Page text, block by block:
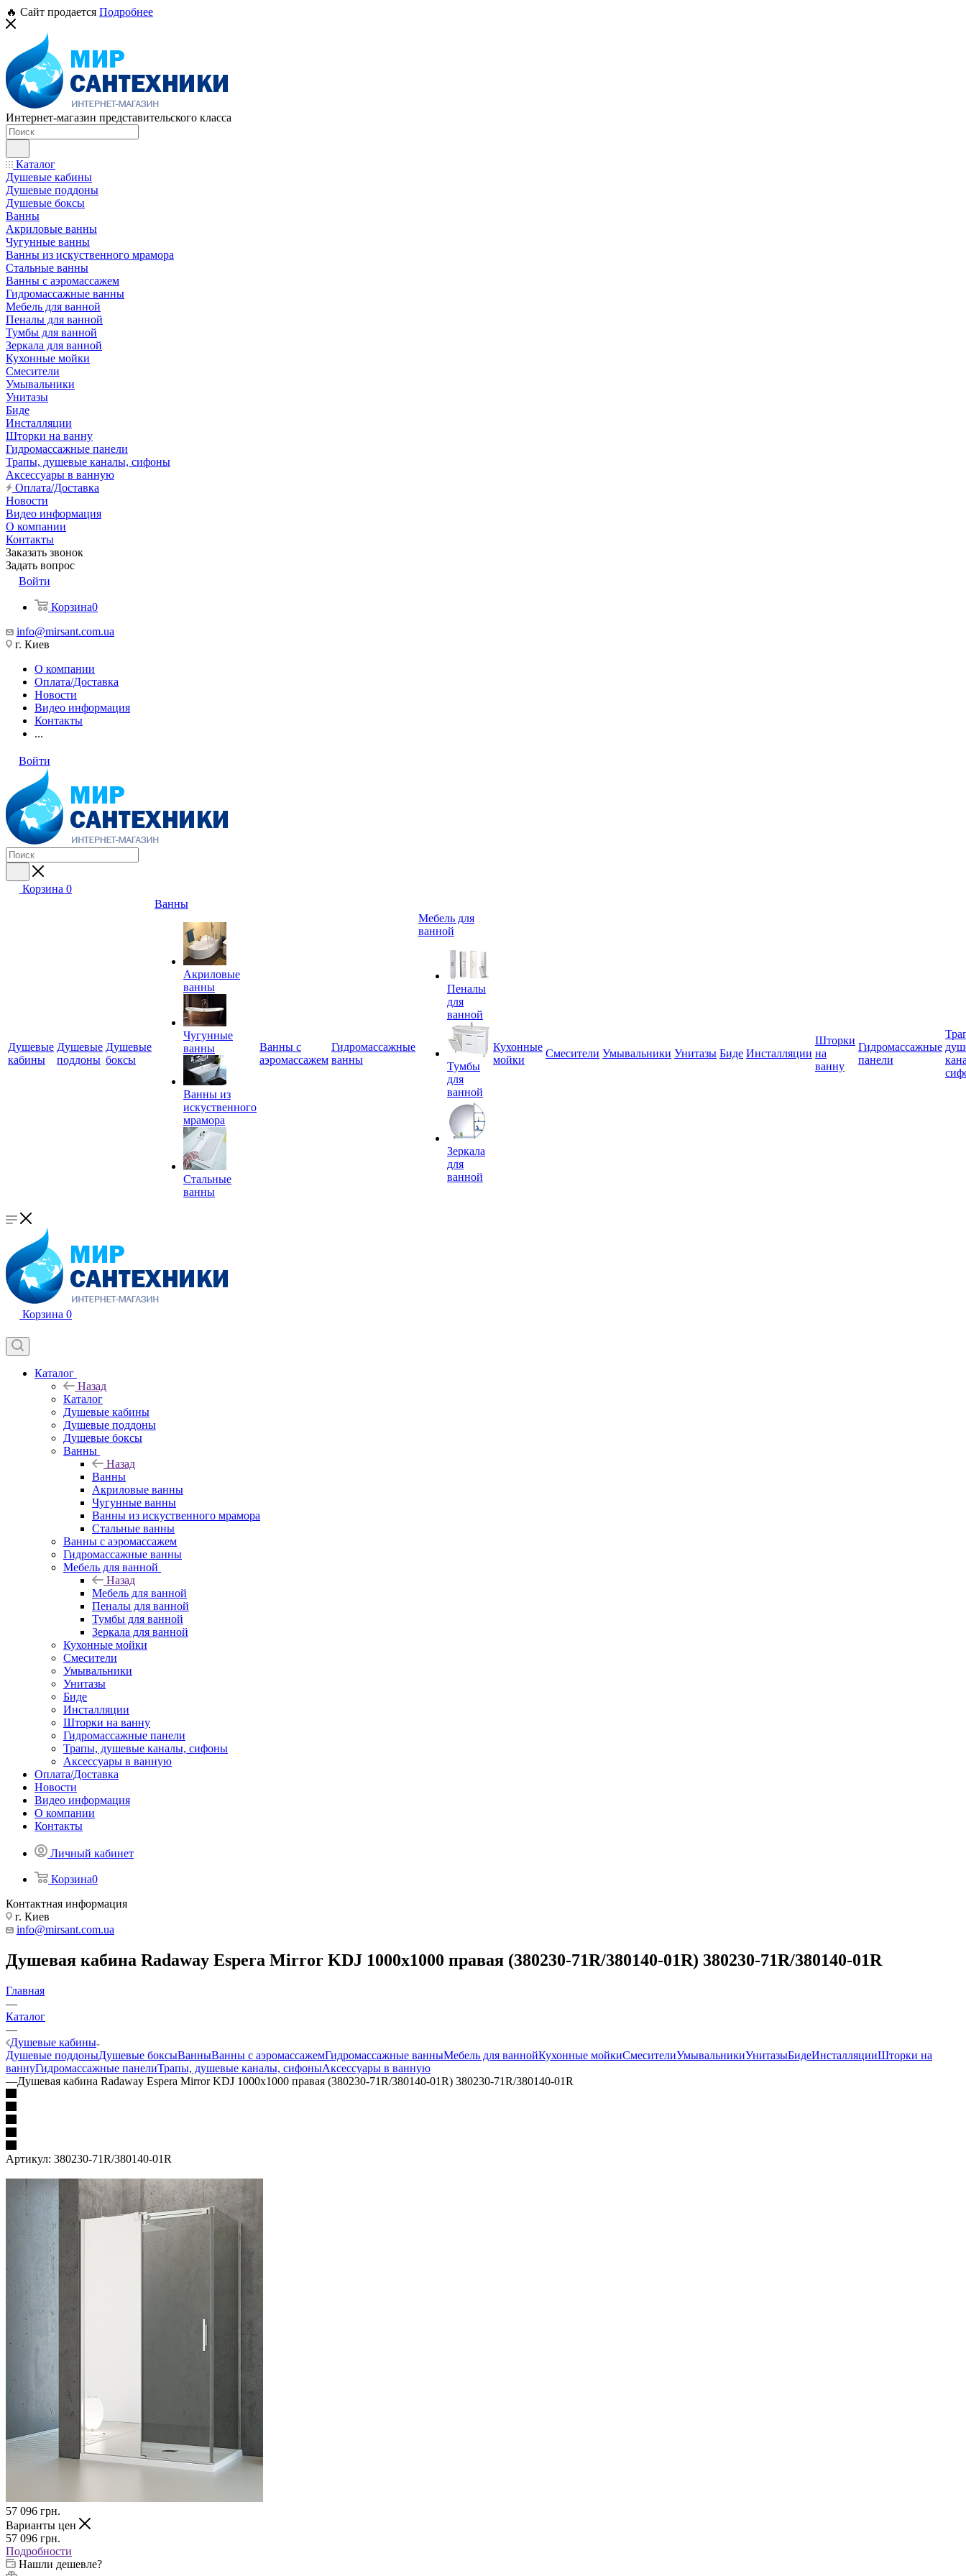
🔥 Сайт продается Подробнее
Интернет-магазин представительского класса
Каталог
Душевые кабины
Душевые поддоны
Душевые боксы
Ванны
Акриловые ванны
Чугунные ванны
Ванны из искуственного мрамора
Стальные ванны
Ванны с аэромассажем
Гидромассажные ванны
Мебель для ванной
Пеналы для ванной
Тумбы для ванной
Зеркала для ванной
Кухонные мойки
Смесители
Умывальники
Унитазы
Биде
Инсталляции
Шторки на ванну
Гидромассажные панели
Трапы, душевые каналы, сифоны
Аксессуары в ванную
Оплата/Доставка
Новости
Видео информация
О компании
Контакты
Заказать звонок
Задать вопрос
Войти
Корзина0
info@mirsant.com.ua
г. Киев
О компании
Оплата/Доставка
Новости
Видео информация
Контакты
...
Войти
Корзина 0
Душевые
кабины
Душевые
поддоны
Душевые
боксы
Ванны
Акриловые
ванны
Чугунные
ванны
Ванны из
искуственного
мрамора
Стальные
ванны
Ванны с
аэромассажем
Гидромассажные
ванны
Мебель для
ванной
Пеналы
для
ванной
Тумбы
для
ванной
Зеркала
для
ванной
Кухонные
мойки
Смесители Умывальники Унитазы Биде Инсталляции
Шторки
на
ванну
Гидромассажные
панели
Корзина 0
Каталог
Назад
Каталог
Душевые кабины
Душевые поддоны
Душевые боксы
Ванны
Назад
Ванны
Акриловые ванны
Чугунные ванны
Ванны из искуственного мрамора
Стальные ванны
Ванны с аэромассажем
Гидромассажные ванны
Мебель для ванной
Назад
Мебель для ванной
Пеналы для ванной
Тумбы для ванной
Зеркала для ванной
Кухонные мойки
Смесители
Умывальники
Унитазы
Биде
Инсталляции
Шторки на ванну
Гидромассажные панели
Трапы, душевые каналы, сифоны
Аксессуары в ванную
Оплата/Доставка
Новости
Видео информация
О компании
Контакты
Личный кабинет
Корзина0
Контактная информация
г. Киев
info@mirsant.com.ua
Душевая кабина Radaway Espera Mirror KDJ 1000x1000 правая (380230-71R/380140-01R) 380230-71R/380140-01R
Главная
—
Каталог
—
Душевые кабины
Душевые поддоныДушевые боксыВанныВанны с аэромассажемГидромассажные ванныМебель для ваннойКухонные мойкиСмесителиУмывальникиУнитазыБидеИнсталляцииШторки на
ваннуГидромассажные панелиТрапы, душевые каналы, сифоныАксессуары в ванную
—Душевая кабина Radaway Espera Mirror KDJ 1000x1000 правая (380230-71R/380140-01R) 380230-71R/380140-01R
Артикул: 380230-71R/380140-01R
57 096 грн.
Варианты цен
57 096 грн.
Подробности
Нашли дешевле?